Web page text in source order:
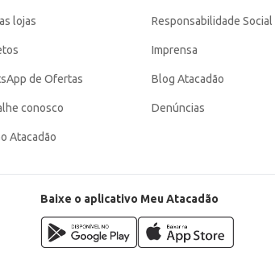
lojas
de Ofertas
conosco
Atacadão
Responsabilidade Social
Imprensa
Blog Atacadão
Denúncias
Baixe o aplicativo Meu Atacadão